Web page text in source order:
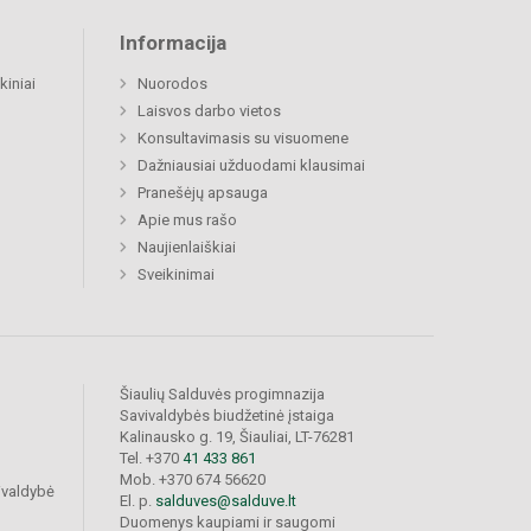
Informacija
Nuorodos
Laisvos darbo vietos
Konsultavimasis su visuomene
Dažniausiai užduodami klausimai
Pranešėjų apsauga
Apie mus rašo
Naujienlaiškiai
Sveikinimai
Šiaulių Salduvės progimnazija
Savivaldybės biudžetinė įstaiga
Kalinausko g. 19, Šiauliai, LT-76281
Tel. +370 41 433 861
Mob. +370 674 56620
El. p. salduves@salduve.lt
Duomenys kaupiami ir saugomi